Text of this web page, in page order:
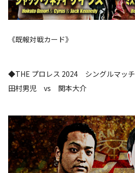
《既報対戦カード》
◆THE プロレス 2024 シングルマッチ
田村男児 vs 関本大介